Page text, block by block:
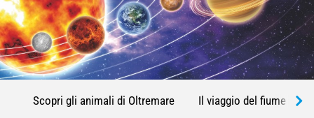
Scopri gli animali di Oltremare Il viaggio del fiume